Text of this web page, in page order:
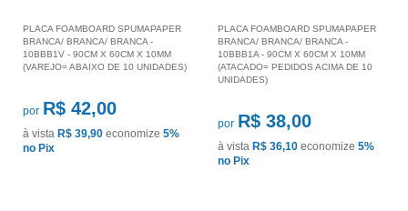
PLACA FOAMBOARD SPUMAPAPER
BRANCA/ BRANCA/ BRANCA -
10BBB1V - 90CM X 60CM X 10MM
(VAREJO= ABAIXO DE 10 UNIDADES)
por R$ 42,00
à vista R$ 39,90 economize 5%
no Pix
PLACA FOAMBOARD SPUMAPAPER
BRANCA/ BRANCA/ BRANCA -
10BBB1A - 90CM X 60CM X 10MM
(ATACADO= PEDIDOS ACIMA DE 10
UNIDADES)
por R$ 38,00
à vista R$ 36,10 economize 5%
no Pix